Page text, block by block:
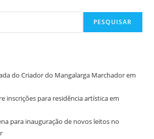
PESQUISAR
do Criador do Mangalarga Marchador em
inscrições para residência artística em
para inauguração de novos leitos no